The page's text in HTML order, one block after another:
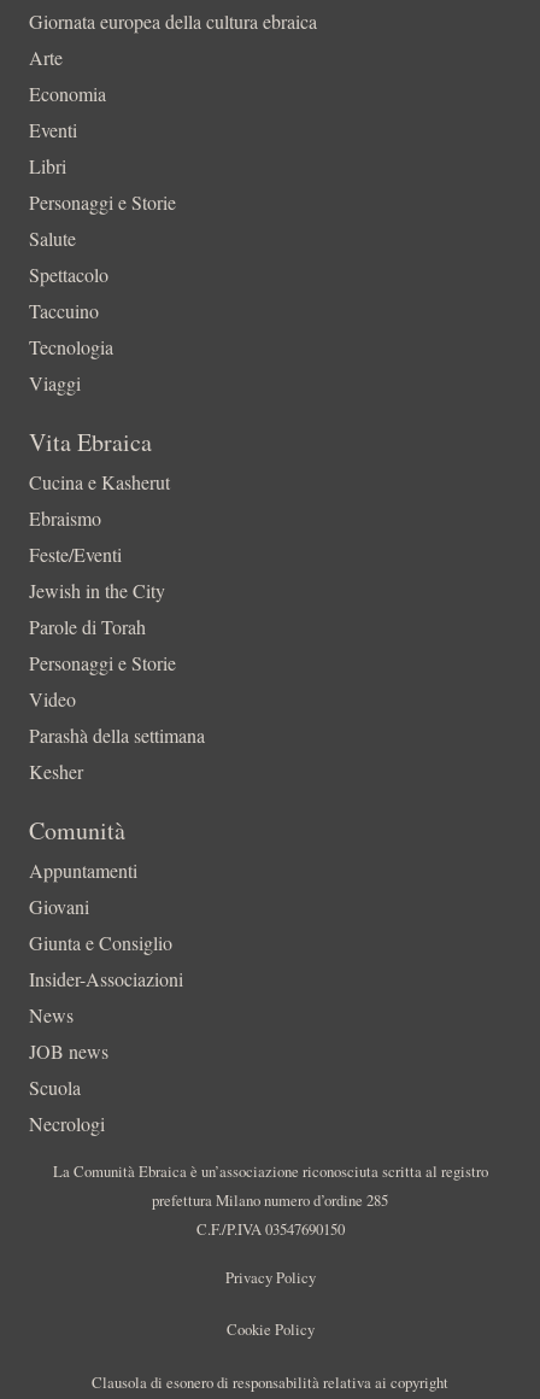
Giornata europea della cultura ebraica
Arte
Economia
Eventi
Libri
Personaggi e Storie
Salute
Spettacolo
Taccuino
Tecnologia
Viaggi
Vita Ebraica
Cucina e Kasherut
Ebraismo
Feste/Eventi
Jewish in the City
Parole di Torah
Personaggi e Storie
Video
Parashà della settimana
Kesher
Comunità
Appuntamenti
Giovani
Giunta e Consiglio
Insider-Associazioni
News
JOB news
Scuola
Necrologi
La Comunità Ebraica è un’associazione riconosciuta scritta al registro
prefettura Milano numero d’ordine 285
C.F./P.IVA 03547690150
Privacy Policy
Cookie Policy
Clausola di esonero di responsabilità relativa ai copyright